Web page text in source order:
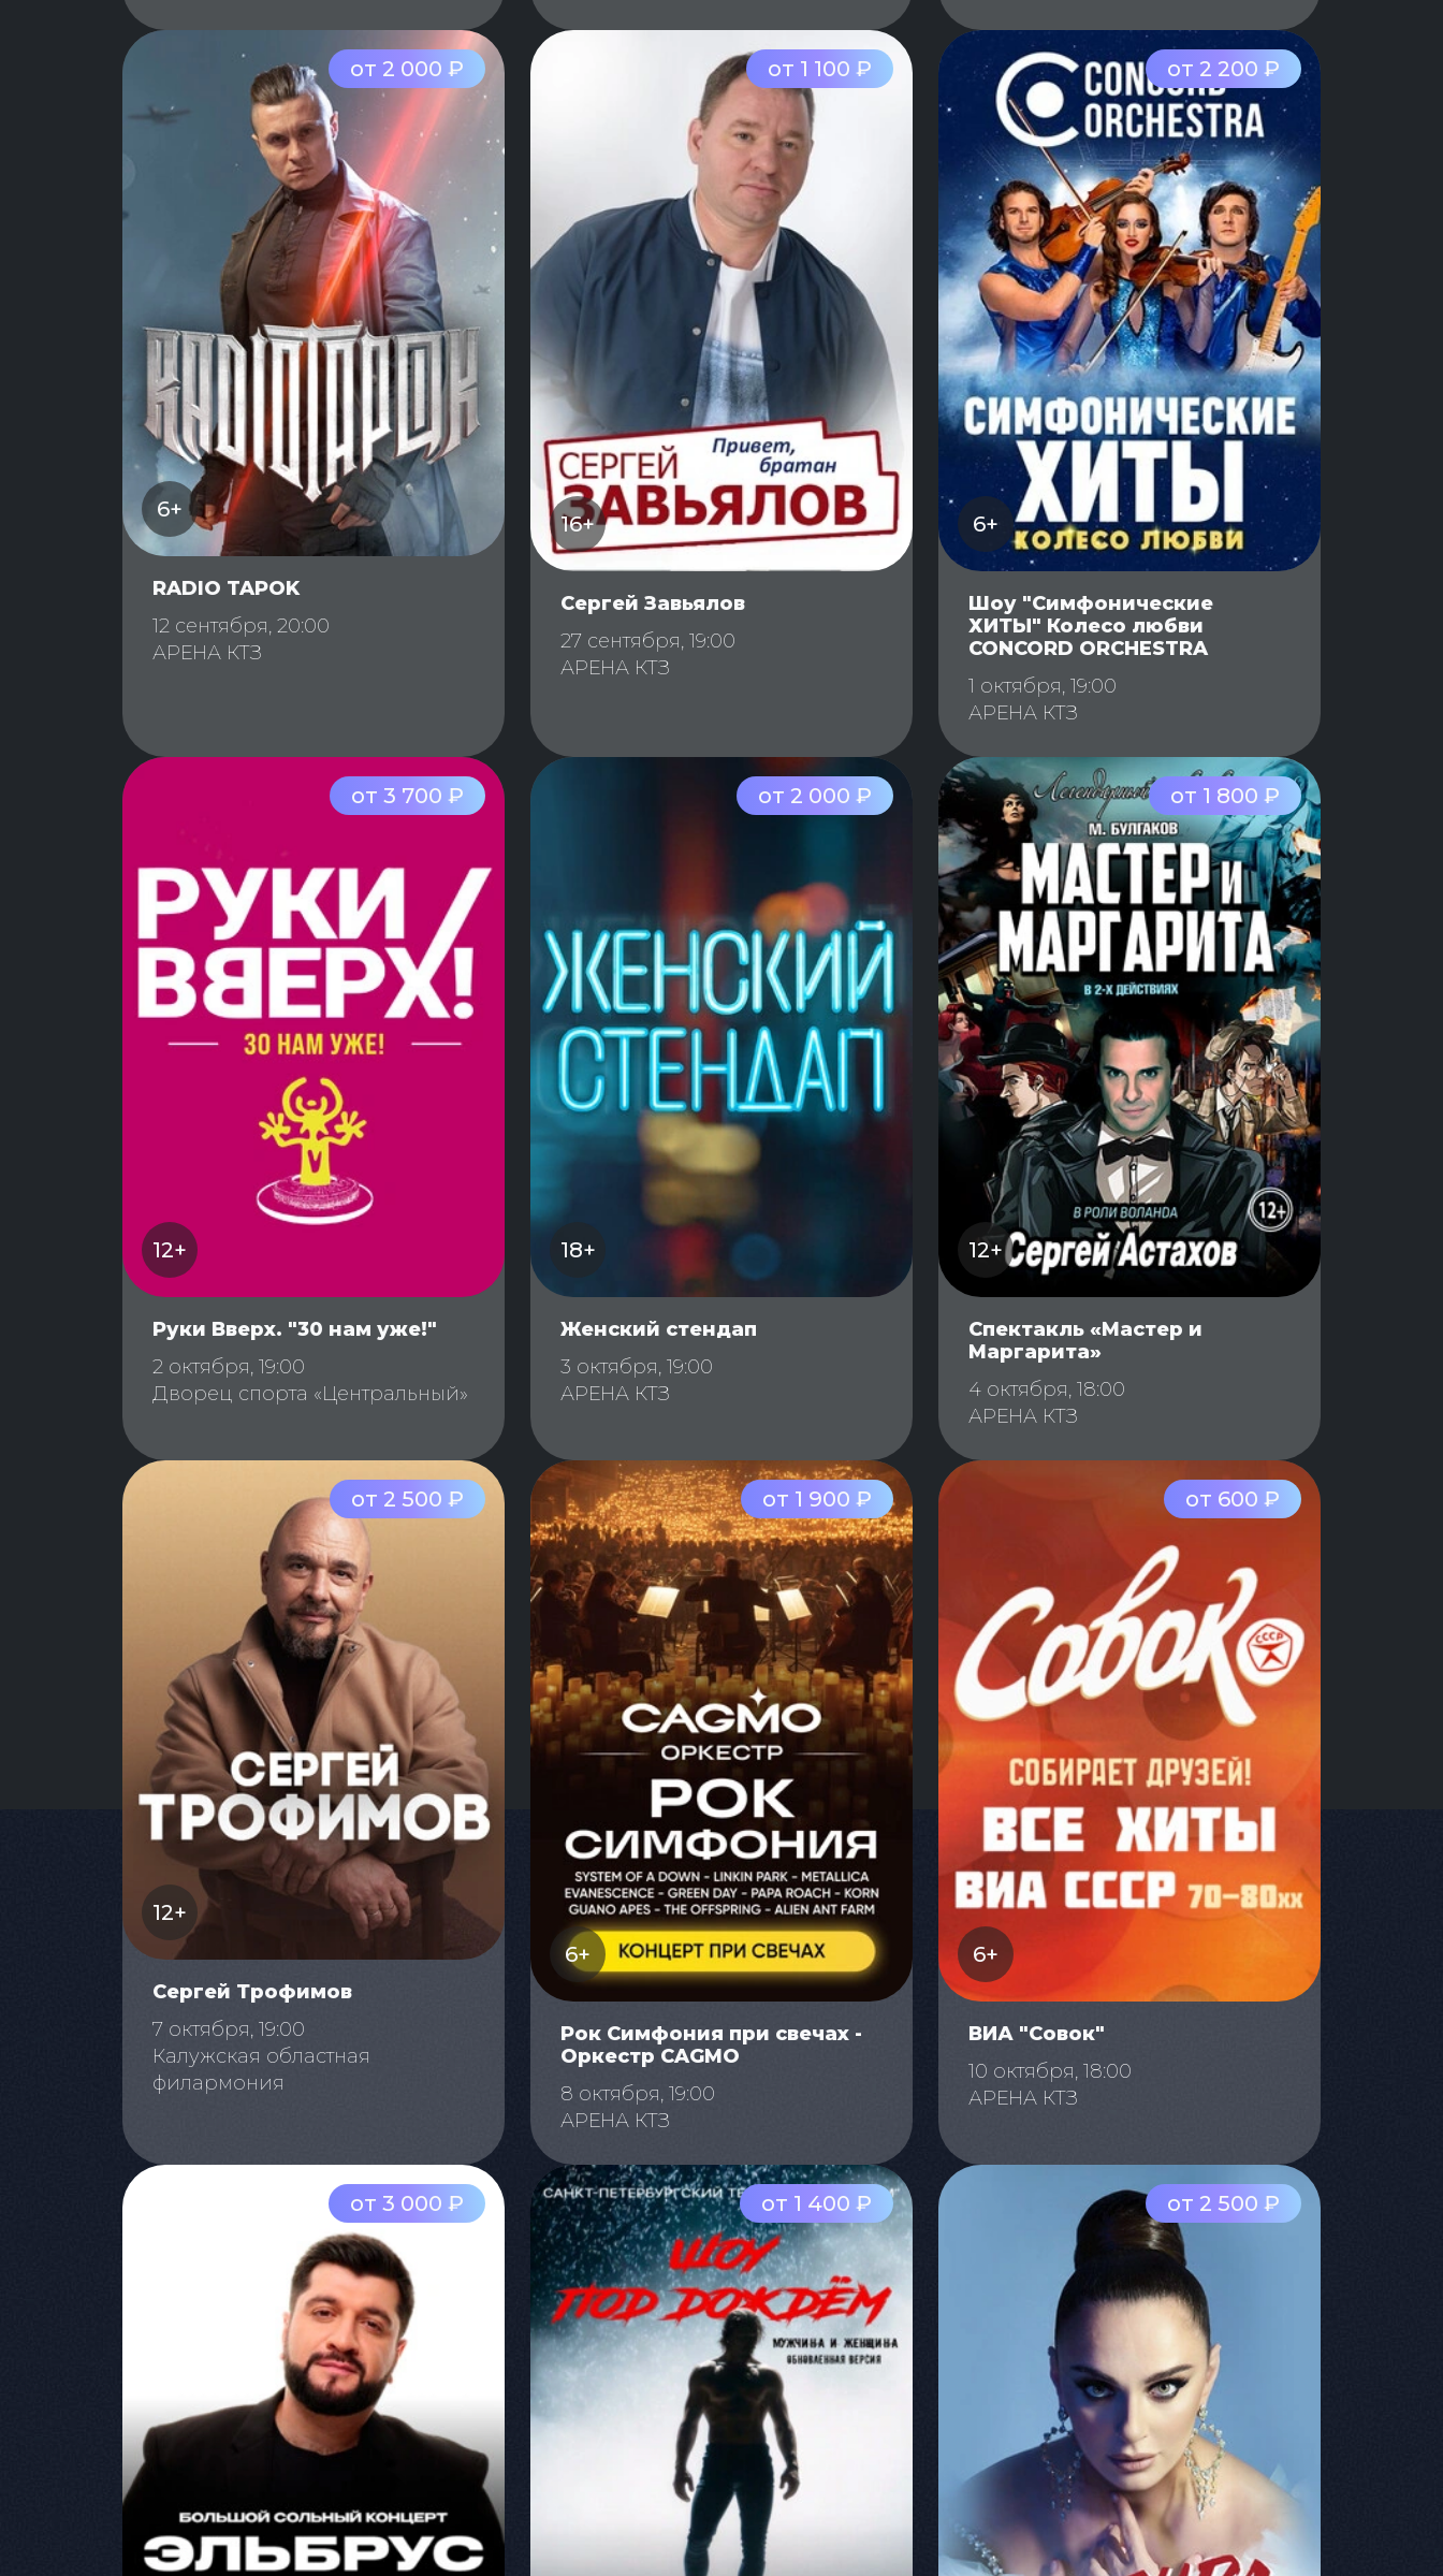
от 2 000 ₽
6+
RADIO TAPOK
12 сентября, 20:00
АРЕНА КТЗ
от 1 100 ₽
16+
Сергей Завьялов
27 сентября, 19:00
АРЕНА КТЗ
от 2 200 ₽
6+
Шоу "Симфонические
ХИТЫ" Колесо любви
CONCORD ORCHESTRA
1 октября, 19:00
АРЕНА КТЗ
от 3 700 ₽
12+
Руки Вверх. "30 нам уже!"
2 октября, 19:00
Дворец спорта «Центральный»
от 2 000 ₽
18+
Женский стендап
3 октября, 19:00
АРЕНА КТЗ
от 1 800 ₽
12+
Спектакль «Мастер и
Маргарита»
4 октября, 18:00
АРЕНА КТЗ
от 2 500 ₽
12+
Сергей Трофимов
7 октября, 19:00
Калужская областная
филармония
от 1 900 ₽
6+
Рок Симфония при свечах -
Оркестр CAGMO
8 октября, 19:00
АРЕНА КТЗ
от 600 ₽
6+
ВИА "Совок"
10 октября, 18:00
АРЕНА КТЗ
от 3 000 ₽ от 1 400 ₽ от 2 500 ₽